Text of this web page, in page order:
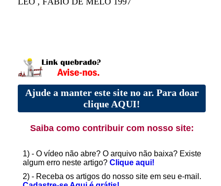
Ajude a manter este site no ar. Para doar
clique AQUI!
Saiba como contribuir com nosso site:
1) - O vídeo não abre? O arquivo não baixa? Existe
algum erro neste artigo? Clique aqui!
2) - Receba os artigos do nosso site em seu e-mail.